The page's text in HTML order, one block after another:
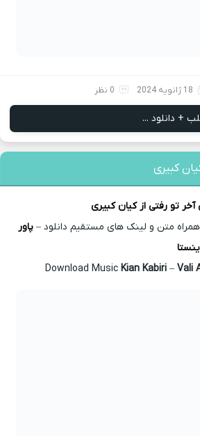
18 ژانویه 2024 0 نظر
+ دانلود ...
کبیری
آخر تو رفتی ازکیان کبیری
متن و لینک های مستقیم دانلود –پاور
Kian Kabiri –Vali